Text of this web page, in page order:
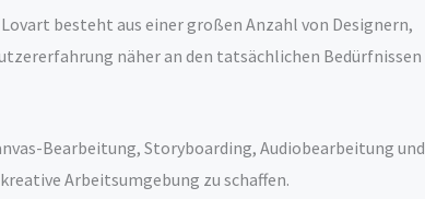
besteht aus einer großen Anzahl von Designern,
näher an den tatsächlichen Bedürfnissen
Bearbeitung, Storyboarding, Audiobearbeitung und
Arbeitsumgebung zu schaffen.